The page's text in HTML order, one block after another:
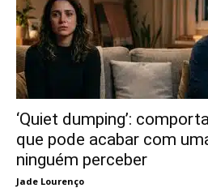
‘Quiet dumping’:
que pode acabar com
ninguém perceber
Jade Lourenço